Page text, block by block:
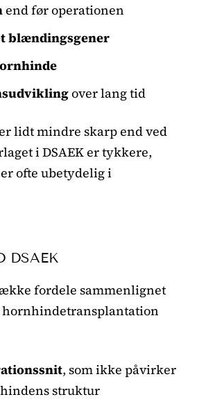
end før operationen
blændingsgener
over lang tid
lidt mindre skarp end ved
i DSAEK er tykkere,
ofte ubetydelig i
DSAEK
fordele sammenlignet
, som ikke påvirker
struktur